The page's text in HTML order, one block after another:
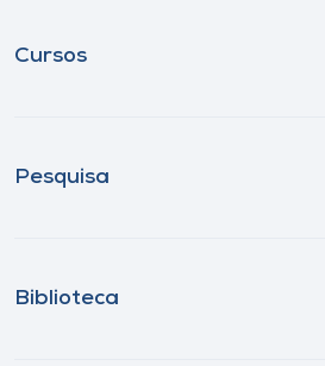
Cursos
Pesquisa
Biblioteca